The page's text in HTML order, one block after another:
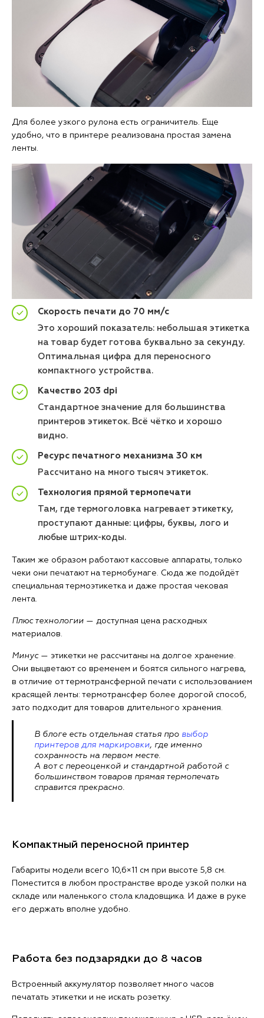
Для более узкого рулона есть ограничитель. Еще
удобно, что в принтере реализована простая замена
ленты.
Скорость печати до 70 мм/с
Это хороший показатель: небольшая этикетка
на товар будет готова буквально за секунду.
Оптимальная цифра для переносного
компактного устройства.
Качество 203 dpi
Стандартное значение для большинства
принтеров этикеток. Всё чётко и хорошо
видно.
Ресурс печатного механизма 30 км
Рассчитано на много тысяч этикеток.
Технология прямой термопечати
Там, где термоголовка нагревает этикетку,
проступают данные: цифры, буквы, лого и
любые штрих-коды.
Таким же образом работают кассовые аппараты, только
чеки они печатают на термобумаге. Сюда же подойдёт
специальная термоэтикетка и даже простая чековая
лента.
Плюс технологии — доступная цена расходных
материалов.
Минус — этикетки не рассчитаны на долгое хранение.
Они выцветают со временем и боятся сильного нагрева,
в отличие от термотрансферной печати с использованием
красящей ленты: термотрансфер более дорогой способ,
зато подходит для товаров длительного хранения.
В блоге есть отдельная статья про выбор
принтеров для маркировки, где именно
сохранность на первом месте.
А вот с переоценкой и стандартной работой с
большинством товаров прямая термопечать
справится прекрасно.
Компактный переносной принтер
Габариты модели всего 10,6×11 см при высоте 5,8 см.
Поместится в любом пространстве вроде узкой полки на
складе или маленького стола кладовщика. И даже в руке
его держать вполне удобно.
Работа без подзарядки до 8 часов
Встроенный аккумулятор позволяет много часов
печатать этикетки и не искать розетку.